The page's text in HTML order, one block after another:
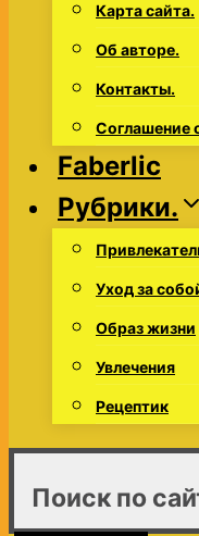
Карта сайта.
Об авторе.
Контакты.
Соглашение
Faberlic
Рубрики.
Уход за
Образ жизни
Увлечения
Рецептик
Поиск по